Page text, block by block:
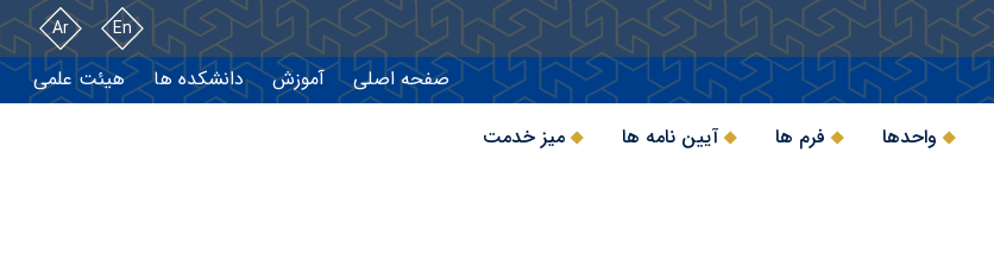
En
Ar
واحدها فرم ها آیین نامه ها میز خدمت
صفحه اصلی آموزش دانشکده ها هیئت علمی